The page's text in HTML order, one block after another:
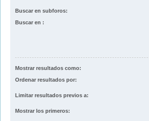
Buscar en subforos:
Buscar en :
Mostrar resultados como:
Ordenar resultados por:
Limitar resultados previos a:
Mostrar los primeros: